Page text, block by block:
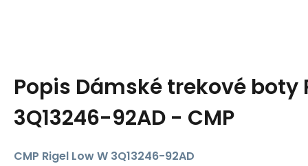
Popis Dámské trekové boty
3Q13246-92AD - CMP
CMP Rigel Low W 3Q13246-92AD